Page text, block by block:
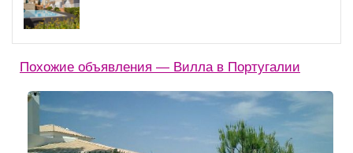
Похожие объявления — Вилла в Португалии